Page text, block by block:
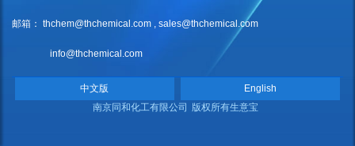
邮箱： thchem@thchemical.com , sales@thchemical.com
info@thchemical.com
中文版
English
南京同和化工有限公司 版权所有生意宝